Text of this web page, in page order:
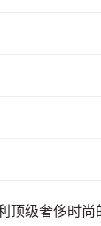
顶级奢侈时